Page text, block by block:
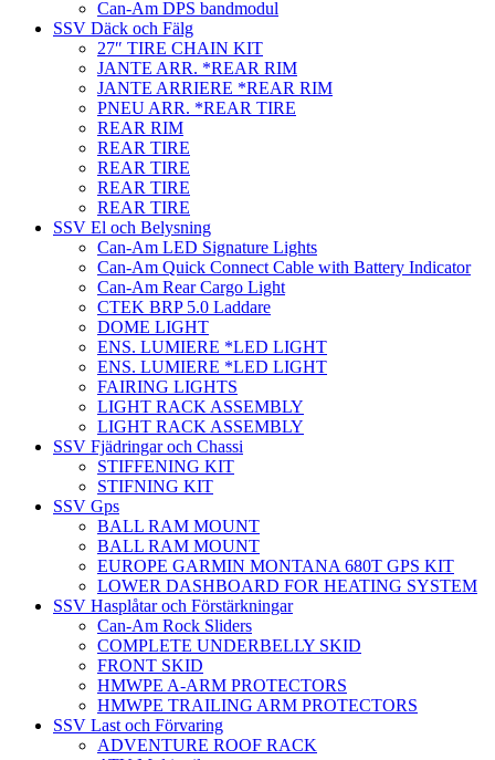
Can-Am DPS bandmodul
SSV Däck och Fälg
27″ TIRE CHAIN KIT
JANTE ARR. *REAR RIM
JANTE ARRIERE *REAR RIM
PNEU ARR. *REAR TIRE
REAR RIM
REAR TIRE
REAR TIRE
REAR TIRE
REAR TIRE
SSV El och Belysning
Can-Am LED Signature Lights
Can-Am Quick Connect Cable with Battery Indicator
Can-Am Rear Cargo Light
CTEK BRP 5.0 Laddare
DOME LIGHT
ENS. LUMIERE *LED LIGHT
ENS. LUMIERE *LED LIGHT
FAIRING LIGHTS
LIGHT RACK ASSEMBLY
LIGHT RACK ASSEMBLY
SSV Fjädringar och Chassi
STIFFENING KIT
STIFNING KIT
SSV Gps
BALL RAM MOUNT
BALL RAM MOUNT
EUROPE GARMIN MONTANA 680T GPS KIT
LOWER DASHBOARD FOR HEATING SYSTEM
SSV Hasplåtar och Förstärkningar
Can-Am Rock Sliders
COMPLETE UNDERBELLY SKID
FRONT SKID
HMWPE A-ARM PROTECTORS
HMWPE TRAILING ARM PROTECTORS
SSV Last och Förvaring
ADVENTURE ROOF RACK